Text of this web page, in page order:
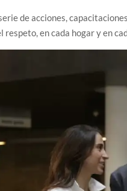
de acciones,
en cada hogar y en